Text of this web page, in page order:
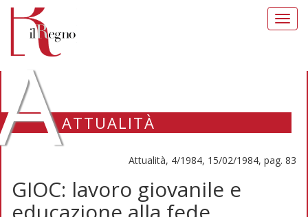
ATTUALITÀ
Attualità, 4/1984, 15/02/1984, pag. 83
GIOC: lavoro giovanile e